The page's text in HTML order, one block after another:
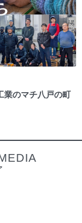
業のマチ八戸の町